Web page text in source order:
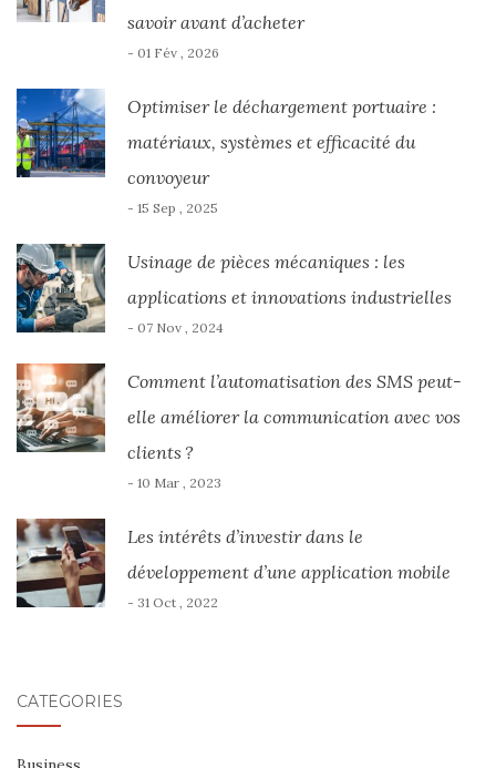
savoir avant d’acheter
- 01 Fév , 2026
Optimiser le déchargement portuaire :
matériaux, systèmes et efficacité du
convoyeur
- 15 Sep , 2025
Usinage de pièces mécaniques : les
applications et innovations industrielles
- 07 Nov , 2024
Comment l’automatisation des SMS peut-
elle améliorer la communication avec vos
clients ?
- 10 Mar , 2023
Les intérêts d’investir dans le
développement d’une application mobile
- 31 Oct , 2022
CATÉGORIES